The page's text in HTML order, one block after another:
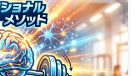
ーニングジムBrainの大石圭
くてす […]